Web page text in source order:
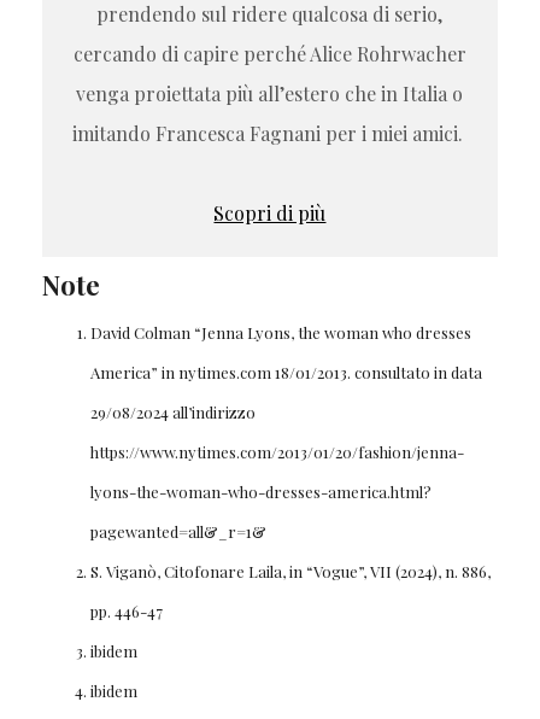
prendendo sul ridere qualcosa di serio,
cercando di capire perché Alice Rohrwacher
venga proiettata più all’estero che in Italia o
imitando Francesca Fagnani per i miei amici.
Scopri di più
Note
David Colman “Jenna Lyons, the woman who dresses
America” in nytimes.com 18/01/2013. consultato in data
29/08/2024 all’indirizzo
https://www.nytimes.com/2013/01/20/fashion/jenna-
lyons-the-woman-who-dresses-america.html?
pagewanted=all&_r=1&
S. Viganò, Citofonare Laila, in “Vogue”, VII (2024), n. 886,
pp. 446-47
ibidem
ibidem